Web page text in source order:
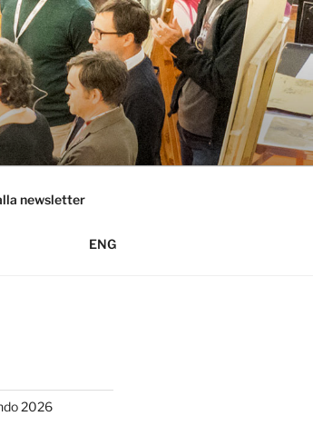
newsletter
ENG
2026